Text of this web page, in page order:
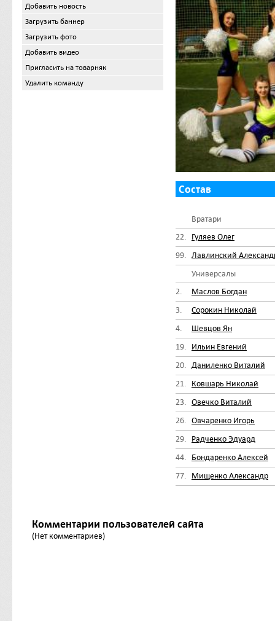
Добавить новость
Загрузить баннер
Загрузить фото
Добавить видео
Пригласить на товарняк
Удалить команду
Состав
Вратари
22.
Гуляев Олег
99. Лавлинский
Универсалы
2.
Маслов Богдан
3.
Сорокин Николай
4.
Шевцов Ян
19.
Ильин Евгений
20. Даниленко Виталий
21.
Ковшарь Николай
23. Овечко Виталий
26. Овчаренко Игорь
29.
Радченко Эдуард
44.
Бондаренко Алексей
77.
Мищенко Александр
Комментарии пользователей сайта
(Нет комментариев)